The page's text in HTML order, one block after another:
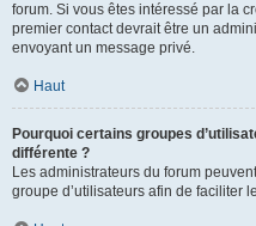
forum. Si vous êtes intéressé par la
premier contact devrait être un
envoyant un message privé.
Haut
Pourquoi certains groupes
différente ?
Les administrateurs du forum
groupe d’utilisateurs afin de faciliter